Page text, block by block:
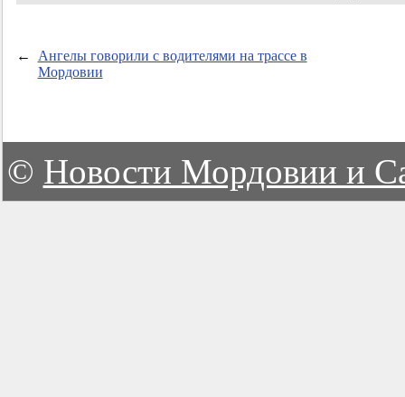
←
Ангелы говорили с водителями на трассе в
Мордовии
© Новости Мордовии и